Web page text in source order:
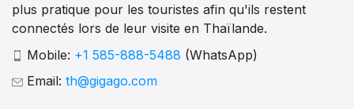
plus pratique pour les touristes afin qu'ils restent
connectés lors de leur visite en Thaïlande.
Mobile: +1 585-888-5488 (WhatsApp)
Email: th@gigago.com